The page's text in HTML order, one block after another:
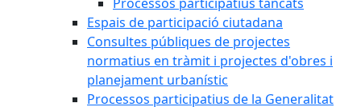
Espais de participació ciutadana
Consultes públiques de projectes
normatius en tràmit i projectes d'obres i
planejament urbanístic
Processos participatius de la Generalitat